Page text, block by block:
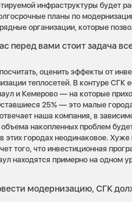
инфраструктуры будет
планы по
организации, которые
перед вами стоит задача
оценить эффекты от
теплосетей. В контуре СГК
и Кемерово — на которые
25% — это малые
наша компания, в
накопленных проблем
этих городах неодинаковое.
того, что инвестиционная
находятся примерно на одном
модернизацию, СГК